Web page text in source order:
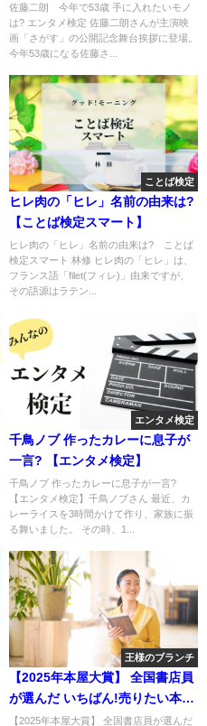
佐藤二朗 今年で53歳 手に入れたいモノ
は? エンタメ検定 佐藤二朗さんが主演映
画「さがす」の公開記念舞台挨拶に登場。
今年53歳になる佐藤さ...
ことば検定
ヒレ肉の「ヒレ」名前の由来は?
【ことば検定スマート】
ヒレ肉の「ヒレ」名前の由来は? ことば
検定スマート 林修 ヒレ肉の「ヒレ」は、
フランス語「filet(フィレ)」由来ですが、
その語源はラテン...
エンタメ検定
千鳥ノブ 作ったカレーに息子が
一言? 【エンタメ検定】
千鳥ノブ 作ったカレーに息子が一言?
【エンタメ検定】千鳥ノブさん 最近、カ
レーライスを3時間かけて作り、家族に振
る舞いました。 その時、1...
王様のブランチ
【2025年本屋大賞】 全国書店員
が選んだ いちばん!売りたい本ラ
ンキング
【2025年本屋大賞】 全国書店員が選んだ